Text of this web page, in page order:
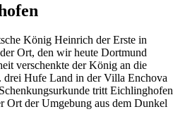
König Heinrich der Erste in
Ort, den wir heute Dortmund
verschenkte der König an die
Hufe Land in der Villa Enchova
tritt Eichlinghofen
Ort der Umgebung aus dem Dunkel